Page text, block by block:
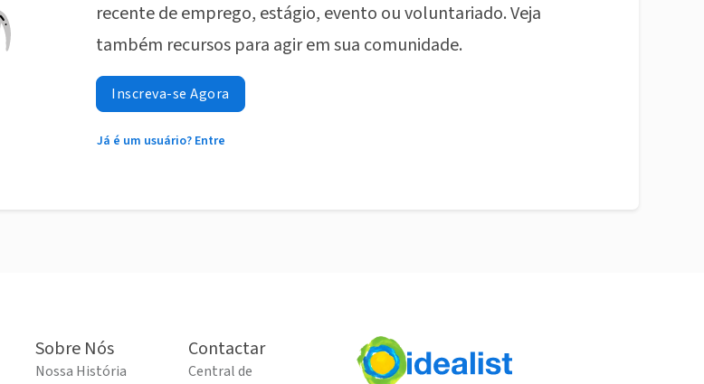
recente de emprego, estágio, evento ou voluntariado. Veja
também recursos para agir em sua comunidade.
Inscreva-se Agora
Já é um usuário? Entre
Sobre Nós
Nossa História
Contactar
Central de